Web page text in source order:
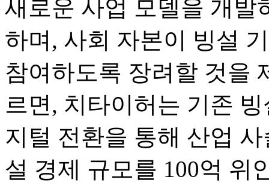
새로운 사업 모델을 개발
하며, 사회 자본이 빙설
참여하도록 장려할 것을
르면, 치타이허는 기존
지털 전환을 통해 산업
설 경제 규모를 100억 위